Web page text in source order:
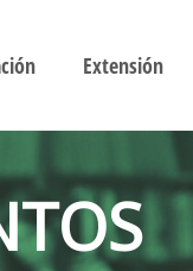
Extensión